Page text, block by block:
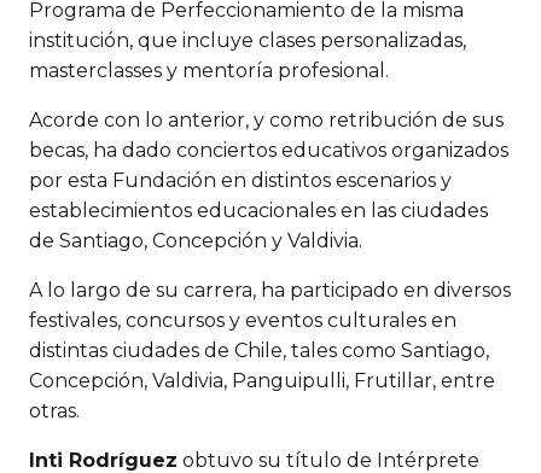
Programa de Perfeccionamiento de la misma
institución, que incluye clases personalizadas,
masterclasses y mentoría profesional.
Acorde con lo anterior, y como retribución de sus
becas, ha dado conciertos educativos organizados
por esta Fundación en distintos escenarios y
establecimientos educacionales en las ciudades
de Santiago, Concepción y Valdivia.
A lo largo de su carrera, ha participado en diversos
festivales, concursos y eventos culturales en
distintas ciudades de Chile, tales como Santiago,
Concepción, Valdivia, Panguipulli, Frutillar, entre
otras.
Inti Rodríguez obtuvo su título de Intérprete